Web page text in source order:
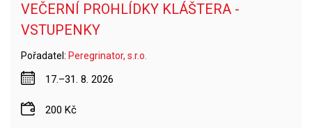
VEČERNÍ PROHLÍDKY KLÁŠTERA -
VSTUPENKY
Pořadatel: Peregrinator, s.r.o.
17.–31. 8. 2026
200 Kč